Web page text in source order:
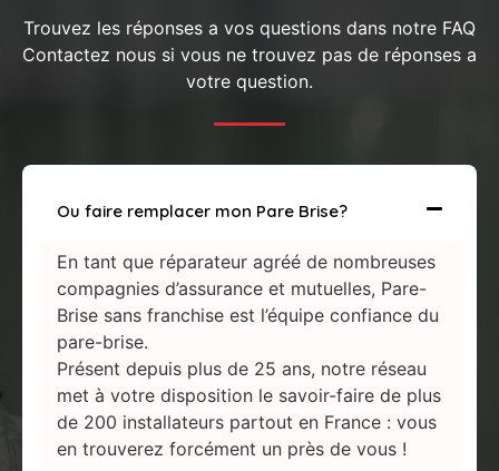
Trouvez les réponses a vos questions dans notre FAQ
Contactez nous si vous ne trouvez pas de réponses a
votre question.
Ou faire remplacer mon Pare Brise?
En tant que réparateur agréé de nombreuses
compagnies d’assurance et mutuelles, Pare-
Brise sans franchise est l’équipe confiance du
pare-brise.
Présent depuis plus de 25 ans, notre réseau
met à votre disposition le savoir-faire de plus
de 200 installateurs partout en France : vous
en trouverez forcément un près de vous !